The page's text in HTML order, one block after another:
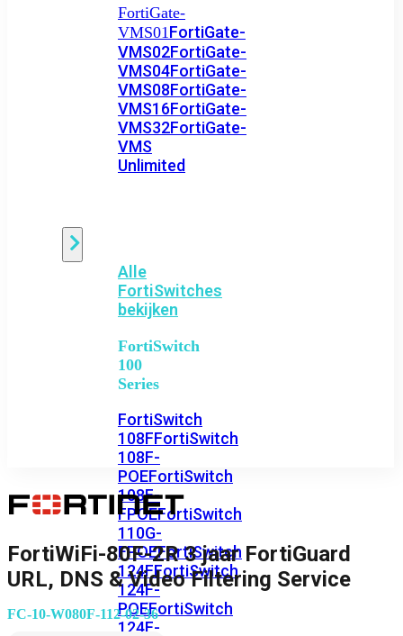
FortiGate-
VMS01FortiGate-
VMS02FortiGate-
VMS04FortiGate-
VMS08FortiGate-
VMS16FortiGate-
VMS32FortiGate-
VMS
Unlimited
Alle
FortiSwitches
bekijken
FortiSwitch
100
Series
FortiSwitch
108FFortiSwitch
108F-
POEFortiSwitch
108F-
FPOEFortiSwitch
110G-
FPOEFortiSwitch
124FFortiSwitch
124F-
POEFortiSwitch
124F-
FortiWiFi-80F-2R 3 jaar FortiGuard
URL, DNS & Video Filtering Service
FC-10-W080F-112-02-36